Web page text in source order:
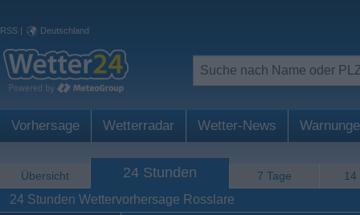
RSS | Deutschland
Vorhersage Wetterradar Wetter-News
Übersicht 24 Stunden 7 Tage 14
24 Stunden Wettervorhersage Rosslare